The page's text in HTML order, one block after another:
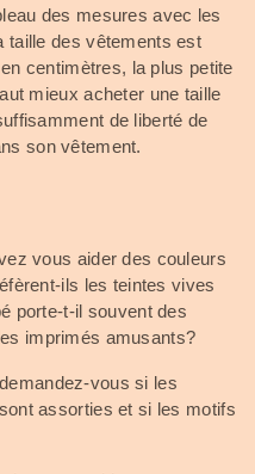
des mesures avec les
taille des vêtements est
centimètres, la plus petite
mieux acheter une taille
de liberté de
son vêtement.
vous aider des couleurs
ils les teintes vives
porte-t-il souvent des
imprimés amusants?
vous si les
assorties et si les motifs